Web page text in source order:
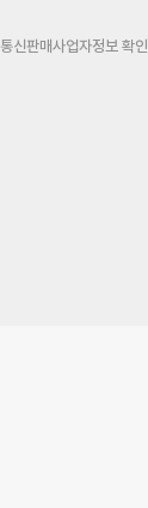
통신판매사업자정보 확인